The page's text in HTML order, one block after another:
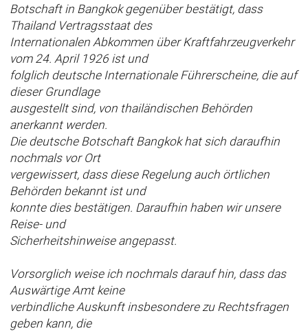
Botschaft in Bangkok gegenüber bestätigt, dass
Thailand Vertragsstaat des
Internationalen Abkommen über Kraftfahrzeugverkehr
vom 24. April 1926 ist und
folglich deutsche Internationale Führerscheine, die auf
dieser Grundlage
ausgestellt sind, von thailändischen Behörden
anerkannt werden.
Die deutsche Botschaft Bangkok hat sich daraufhin
nochmals vor Ort
vergewissert, dass diese Regelung auch örtlichen
Behörden bekannt ist und
konnte dies bestätigen. Daraufhin haben wir unsere
Reise- und
Sicherheitshinweise angepasst.
Vorsorglich weise ich nochmals darauf hin, dass das
Auswärtige Amt keine
verbindliche Auskunft insbesondere zu Rechtsfragen
geben kann, die